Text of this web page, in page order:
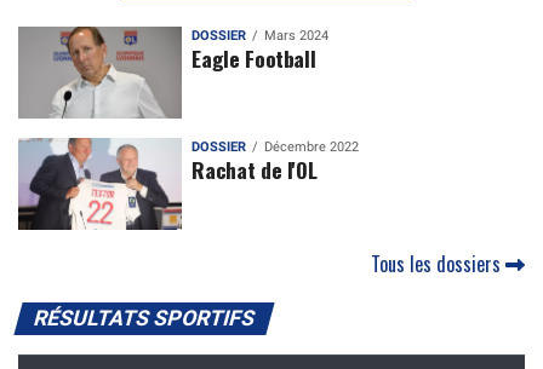
DOSSIER Mars 2024
Eagle Football
DOSSIER Décembre 2022
Rachat de l'OL
Tous les dossiers
RÉSULTATS SPORTIFS